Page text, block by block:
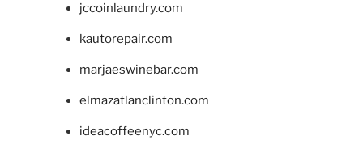
jccoinlaundry.com
kautorepair.com
marjaeswinebar.com
elmazatlanclinton.com
ideacoffeenyc.com